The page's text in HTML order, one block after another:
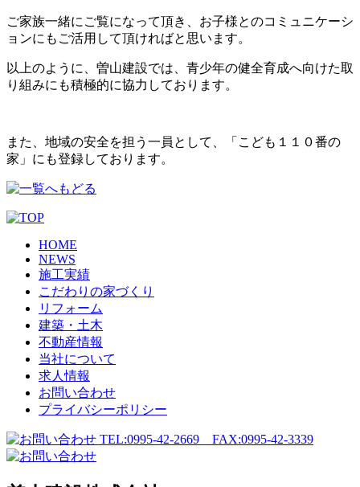
ご家族一緒にご覧になって頂き、お子様とのコミュニケーシ
ョンにもご活用して頂ければと思います。
以上のように、曽山建設では、青少年の健全育成へ向けた取
り組みにも積極的に協力しております。
また、地域の安全を担う一員として、「こども１１０番の
家」にも登録しております。
HOME
NEWS
施工実績
こだわりの家づくり
リフォーム
建築・土木
不動産情報
当社について
求人情報
お問い合わせ
プライバシーポリシー